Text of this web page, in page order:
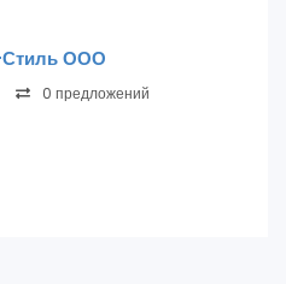
Стиль ООО
0 предложений